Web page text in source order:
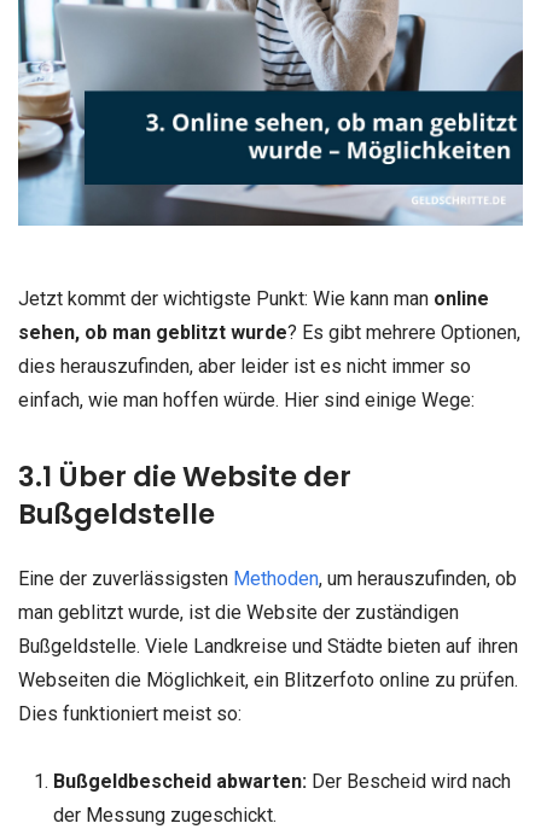
Jetzt kommt der wichtigste Punkt: Wie kann man online
sehen, ob man geblitzt wurde? Es gibt mehrere Optionen,
dies herauszufinden, aber leider ist es nicht immer so
einfach, wie man hoffen würde. Hier sind einige Wege:
3.1 Über die Website der
Bußgeldstelle
Eine der zuverlässigsten Methoden, um herauszufinden, ob
man geblitzt wurde, ist die Website der zuständigen
Bußgeldstelle. Viele Landkreise und Städte bieten auf ihren
Webseiten die Möglichkeit, ein Blitzerfoto online zu prüfen.
Dies funktioniert meist so:
Bußgeldbescheid abwarten:Der Bescheid wird nach
der Messung zugeschickt.